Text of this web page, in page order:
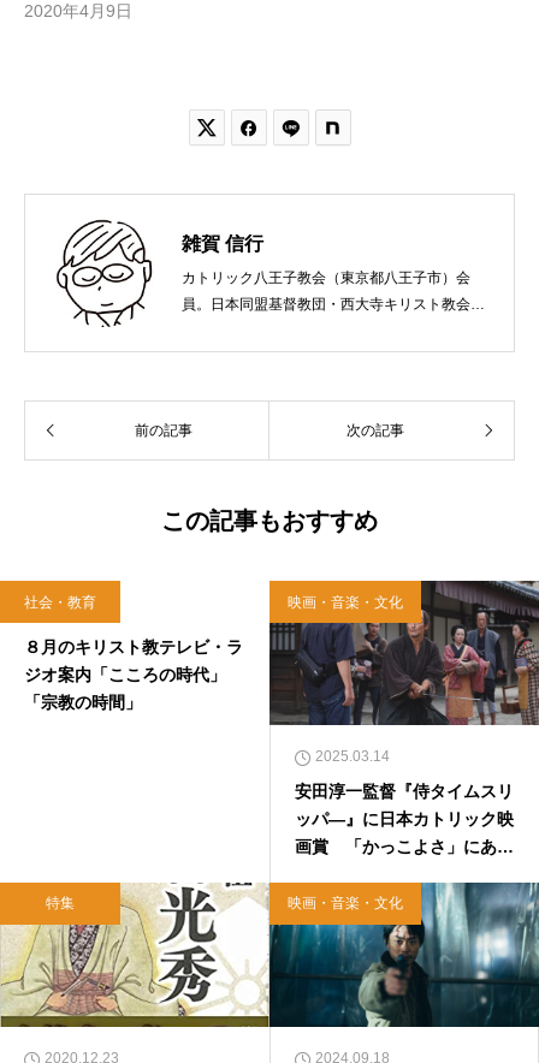
2020年4月9日
 
雑賀 信行
カトリック八王子教会（東京都八王子市）会
員。日本同盟基督教団・西大寺キリスト教会
れ。関西学院大学社会学部卒業。９０年代、い
て、雜賀編集工房として独立。
前の記事 次の記事
この記事もおすすめ
社会・教育
2018.08.04
８月のキリスト教テレビ・ラ
ジオ案内「こころの時代」
「宗教の時間」
映画・音楽・文化
2025.03.14
安田淳一監督『侍タイムスリ
ッパ―』に日本カトリック映
画賞 「かっこよさ」にあふ
特集
2020.12.23
映画・音楽・文化
2024.09.18